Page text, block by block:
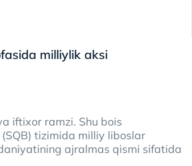
milliylik aksi
iftixor ramzi. Shu bois
tizimida milliy liboslar
ajralmas qismi sifatida